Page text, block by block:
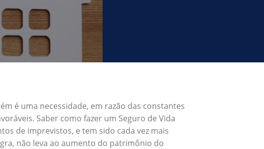
é uma necessidade, em razão das constantes
Saber como fazer um Seguro de Vida
de imprevistos, e tem sido cada vez mais
não leva ao aumento do patrimônio do